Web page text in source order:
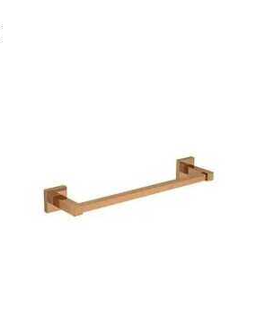
COMPRAR AGORA